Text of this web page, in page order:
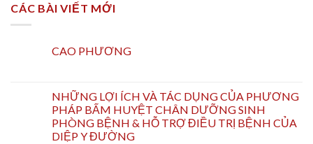
CÁC BÀI VIẾT MỚI
CAO PHƯƠNG
NHỮNG LỢI ÍCH VÀ TÁC DỤNG CỦA PHƯƠNG
PHÁP BẤM HUYỆT CHÂN DƯỠNG SINH
PHÒNG BỆNH & HỖ TRỢ ĐIỀU TRỊ BỆNH CỦA
DIỆP Y ĐƯỜNG